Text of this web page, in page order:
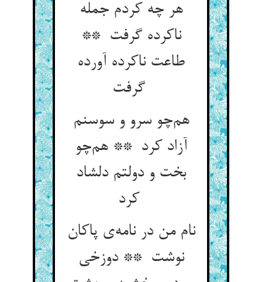
هر چه کردم جمله
ناکرده گرفت **
طاعت ناکرده آورده
گرفت
هم‌چو سرو و سوسنم
آزاد کرد ** هم‌چو
بخت و دولتم دلشاد
نام من در نامه‌ی پاکان
نوشت ** دوزخی